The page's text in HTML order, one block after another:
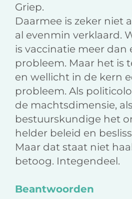
Griep.
Daarmee is zeker niet
al evenmin verklaard.
is vaccinatie meer dan
probleem. Maar het is
en wellicht in de kern
probleem. Als
de machtsdimensie, als
bestuurskundige het
helder beleid en
Maar dat staat niet
betoog. Integendeel.
Beantwoorden